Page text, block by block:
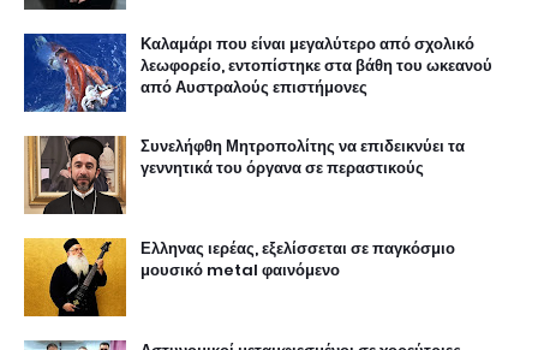
Καλαμάρι που είναι μεγαλύτερο από σχολικό
λεωφορείο, εντοπίστηκε στα βάθη του ωκεανού
από Αυστραλούς επιστήμονες
Συνελήφθη Μητροπολίτης να επιδεικνύει τα
γεννητικά του όργανα σε περαστικούς
Ελληνας ιερέας, εξελίσσεται σε παγκόσμιο
μουσικό metal φαινόμενο